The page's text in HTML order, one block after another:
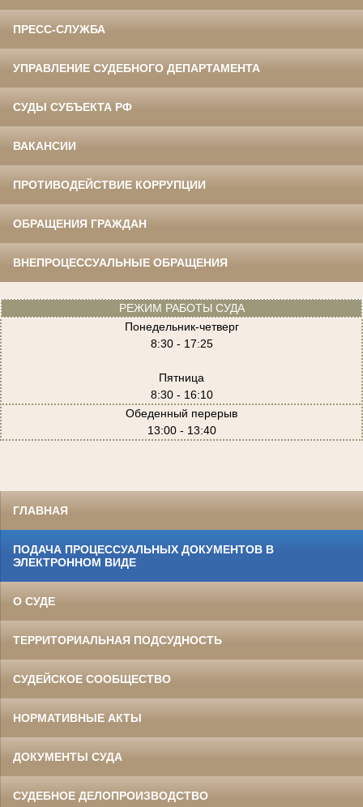
ПРЕСС-СЛУЖБА
УПРАВЛЕНИЕ СУДЕБНОГО ДЕПАРТАМЕНТА
СУДЫ СУБЪЕКТА РФ
ВАКАНСИИ
ПРОТИВОДЕЙСТВИЕ КОРРУПЦИИ
ОБРАЩЕНИЯ ГРАЖДАН
ВНЕПРОЦЕССУАЛЬНЫЕ ОБРАЩЕНИЯ
РЕЖИМ РАБОТЫ СУДА
Понедельник-четверг
8:30 - 17:25
Пятница
8:30 - 16:10
Обеденный перерыв
13:00 - 13:40
ГЛАВНАЯ
ПОДАЧА ПРОЦЕССУАЛЬНЫХ ДОКУМЕНТОВ В
ЭЛЕКТРОННОМ ВИДЕ
О СУДЕ
ТЕРРИТОРИАЛЬНАЯ ПОДСУДНОСТЬ
СУДЕЙСКОЕ СООБЩЕСТВО
НОРМАТИВНЫЕ АКТЫ
ДОКУМЕНТЫ СУДА
СУДЕБНОЕ ДЕЛОПРОИЗВОДСТВО